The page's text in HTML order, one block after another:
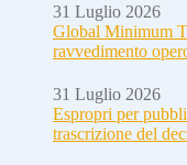
31 Luglio 2026
Global Minimum
ravvedimento
31 Luglio 2026
Espropri per
trascrizione del